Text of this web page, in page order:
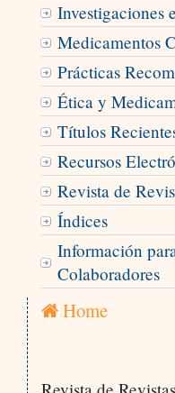
Investigaciones
Medicamentos
Prácticas
Ética y
Títulos
Recursos
Revista de
Índices
Información
Colaboradores
Home